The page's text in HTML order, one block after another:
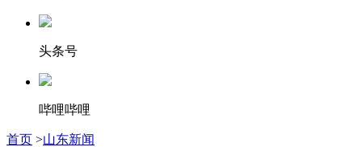
头条号
哔哩哔哩
首页 >山东新闻